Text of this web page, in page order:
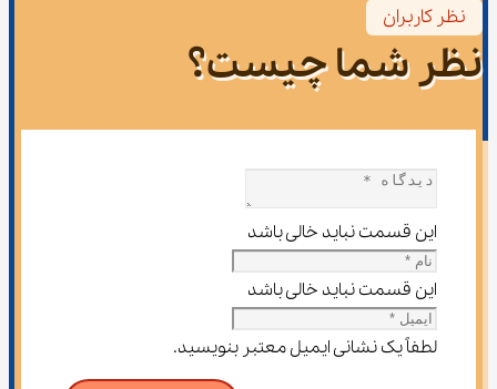
نظر کاربران
نظر شما چیست؟
این قسمت نباید خالی باشد
این قسمت نباید خالی باشد
لطفاً یک نشانی ایمیل معتبر بنویسید.